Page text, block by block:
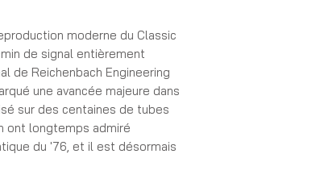
moderne du Classic
de signal entièrement
de Reichenbach Engineering
une avancée majeure dans
sur des centaines de tubes
ont longtemps admiré
du '76, et il est désormais